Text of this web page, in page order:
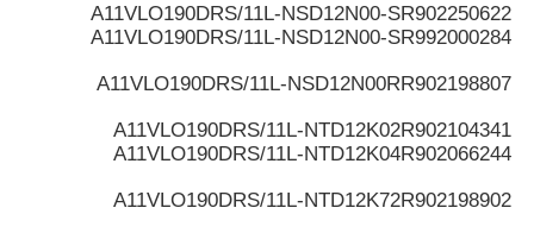
R902250622
A11VLO190DRS/11L-NSD12N00-S
R992000284
A11VLO190DRS/11L-NSD12N00-S
R902198807
A11VLO190DRS/11L-NSD12N00R
R902104341
A11VLO190DRS/11L-NTD12K02
R902066244
A11VLO190DRS/11L-NTD12K04
R902198902
A11VLO190DRS/11L-NTD12K72